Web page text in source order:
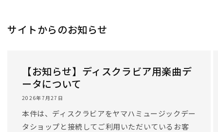
サイトからのお知らせ
【お知らせ】ディスクラビア用楽曲デ
ータについて
2026年7月27日
本件は、ディスクラビアをヤマハミュージックデー
タショップと接続してご利用いただいているお客